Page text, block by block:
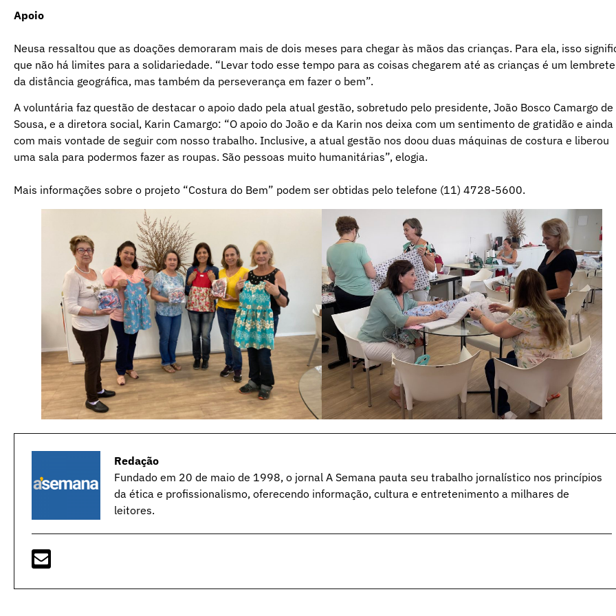
Apoio
Neusa ressaltou que as doações demoraram mais de dois meses para chegar às mãos das crianças. Para ela, isso
que não há limites para a solidariedade. “Levar todo esse tempo para as coisas chegarem até as crianças é um lembrete
da distância geográfica, mas também da perseverança em fazer o bem”.
A voluntária faz questão de destacar o apoio dado pela atual gestão, sobretudo pelo presidente, João Bosco Camargo de
Sousa, e a diretora social, Karin Camargo: “O apoio do João e da Karin nos deixa com um sentimento de gratidão e ainda
com mais vontade de seguir com nosso trabalho. Inclusive, a atual gestão nos doou duas máquinas de costura e liberou
uma sala para podermos fazer as roupas. São pessoas muito humanitárias”, elogia.
Mais informações sobre o projeto “Costura do Bem” podem ser obtidas pelo telefone (11) 4728-5600.
Redação
Fundado em 20 de maio de 1998, o jornal A Semana pauta seu trabalho jornalístico nos princípios
da ética e profissionalismo, oferecendo informação, cultura e entretenimento a milhares de
leitores.